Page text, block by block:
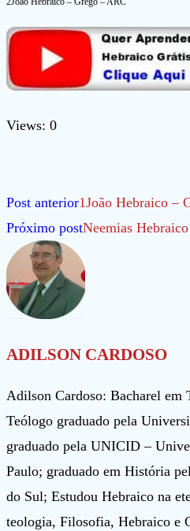
Views: 0
Leia
mais
artigos
Post anterior1João Hebraico –
Próximo postNeemias
ADILSON CARDOSO
Adilson Cardoso: Bacharel em
Teólogo graduado pela
graduado pela UNICID –
Paulo; graduado em História
do Sul; Estudou Hebraico na
teologia, Filosofia, Hebraico e